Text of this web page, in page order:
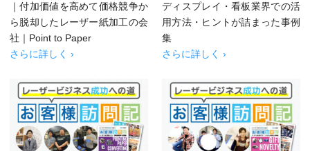
｜付加価値を高めて価格競争か
ら脱却したレーザー紙加工の会
社｜Point to Paper
さらに詳しく ›
ディスプレイ・看板業界での活
用方法・ヒントが詰まった事例
集
さらに詳しく ›